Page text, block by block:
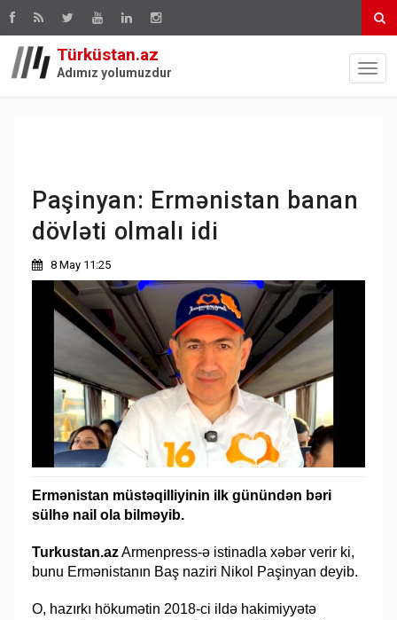
Türküstan.az
Adımız yolumuzdur
Paşinyan: Ermənistan banan
dövləti olmalı idi
8 May 11:25
Ermənistan müstəqilliyinin ilk günündən bəri
sülhə nail ola bilməyib.
Turkustan.azArmenpress-ə istinadla xəbər verir ki,
bunu Ermənistanın Baş naziri Nikol Paşinyan deyib.
O, hazırkı hökumətin 2018-ci ildə hakimiyyətə